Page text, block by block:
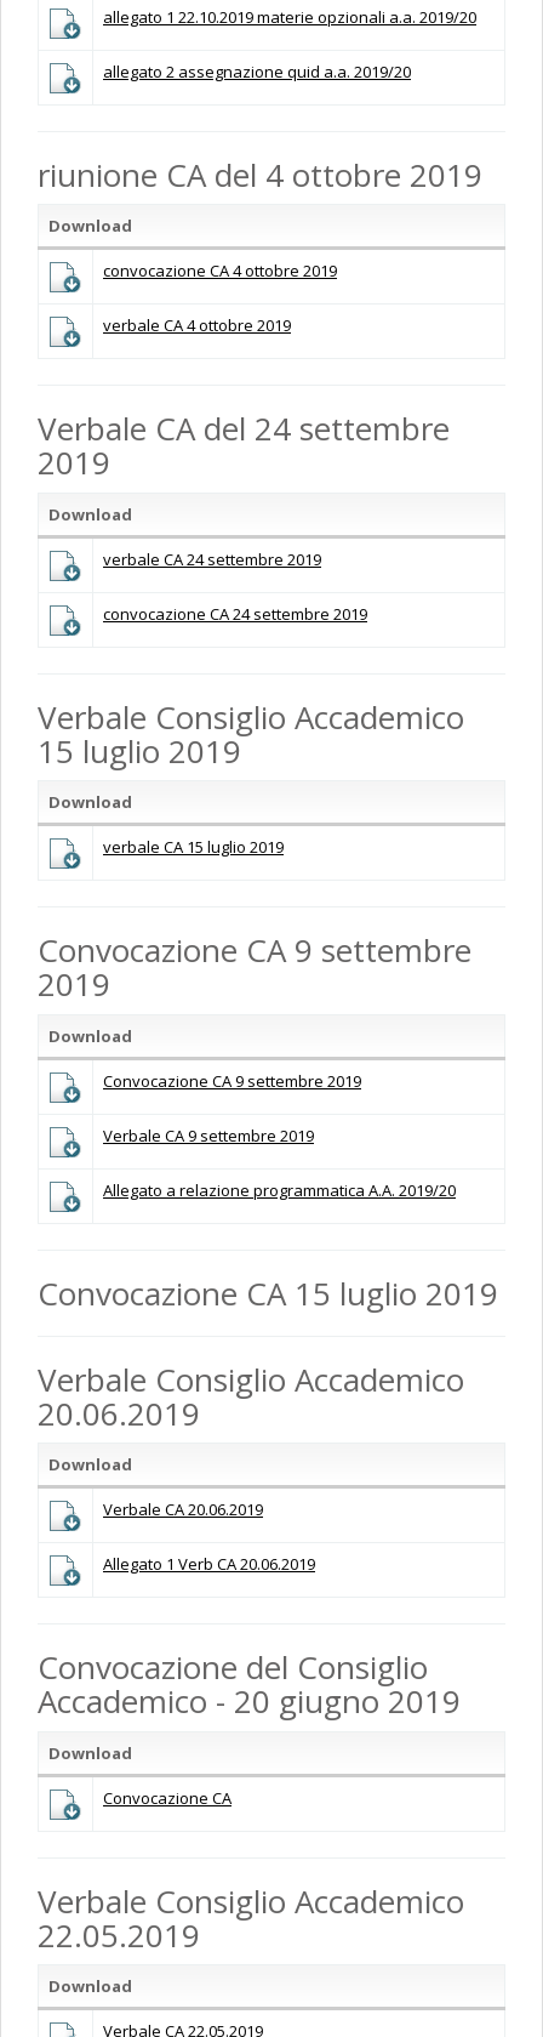
allegato 1 22.10.2019 materie opzionali a.a. 2019/20
allegato 2 assegnazione quid a.a. 2019/20
riunione CA del 4 ottobre 2019
Download
convocazione CA 4 ottobre 2019
verbale CA 4 ottobre 2019
Verbale CA del 24 settembre
2019
Download
verbale CA 24 settembre 2019
convocazione CA 24 settembre 2019
Verbale Consiglio Accademico
15 luglio 2019
Download
verbale CA 15 luglio 2019
Convocazione CA 9 settembre
2019
Download
Convocazione CA 9 settembre 2019
Verbale CA 9 settembre 2019
Allegato a relazione programmatica A.A. 2019/20
Convocazione CA 15 luglio 2019
Verbale Consiglio Accademico
20.06.2019
Download
Verbale CA 20.06.2019
Allegato 1 Verb CA 20.06.2019
Convocazione del Consiglio
Accademico - 20 giugno 2019
Download
Convocazione CA
Verbale Consiglio Accademico
22.05.2019
Download
Verbale CA 22.05.2019